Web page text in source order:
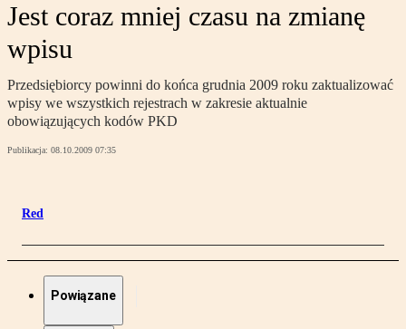
Jest coraz mniej czasu na zmianę
wpisu
Przedsiębiorcy powinni do końca grudnia 2009 roku zaktualizować
wpisy we wszystkich rejestrach w zakresie aktualnie
obowiązujących kodów PKD
Publikacja: 08.10.2009 07:35
Red
Powiązane